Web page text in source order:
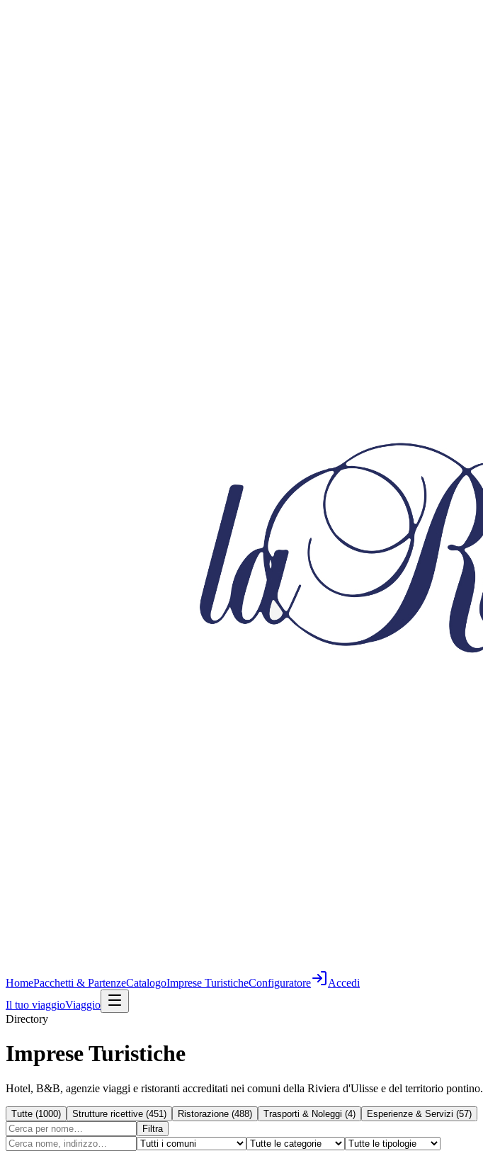
HomePacchetti & PartenzeCatalogoImprese TuristicheConfiguratore
Accedi
Il tuo viaggioViaggio
Directory
Imprese Turistiche
Hotel, B&B, agenzie viaggi e ristoranti accreditati nei comuni della Riviera d'Ulisse e del territorio pontino.
Tutte (1000) Strutture ricettive (451 ) Ristorazione (488) Trasporti & Noleggi (4) Esperienze & Servizi (57)
Filtra